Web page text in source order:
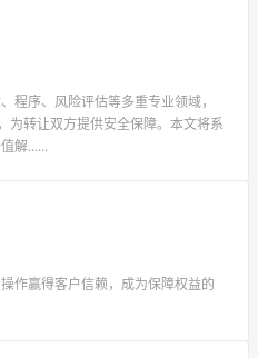
程序、风险评估等多重专业领域，
为转让双方提供安全保障。本文将系
解......
作赢得客户信赖，成为保障权益的